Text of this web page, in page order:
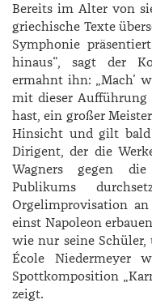
Bereits im Alter von
griechische Texte
Symphonie
hinaus“, sagt der
ermahnt ihn: „Mach’
mit dieser Aufführung
hast, ein großer
Hinsicht und gilt bald
Dirigent, der die
Wagners gegen
Publikums
Orgelimprovisation
einst Napoleon
wie nur seine Schüler,
École ­Niedermeyer
Spottkomposition
zeigt.